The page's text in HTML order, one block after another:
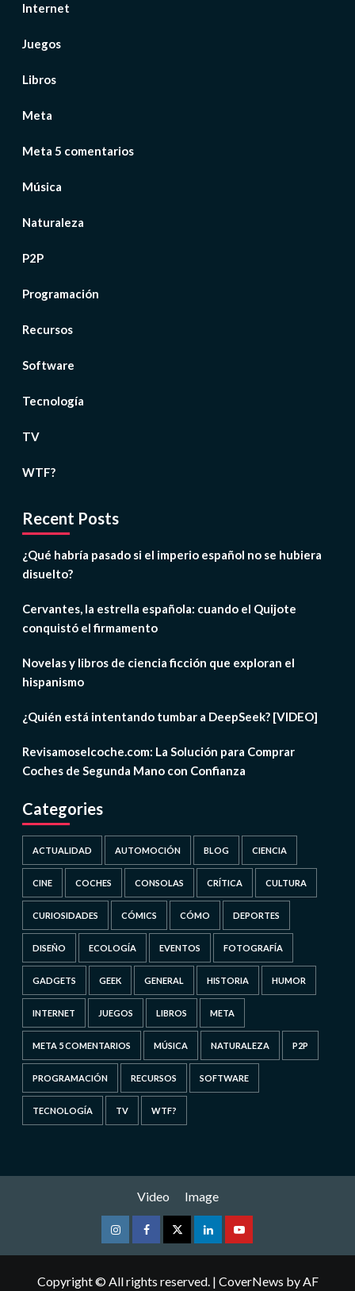
Internet
Juegos
Libros
Meta
Meta 5 comentarios
Música
Naturaleza
P2P
Programación
Recursos
Software
Tecnología
TV
WTF?
Recent Posts
¿Qué habría pasado si el imperio español no se hubiera
disuelto?
Cervantes, la estrella española: cuando el Quijote
conquistó el firmamento
Novelas y libros de ciencia ficción que exploran el
hispanismo
¿Quién está intentando tumbar a DeepSeek? [VIDEO]
Revisamoselcoche.com: La Solución para Comprar
Coches de Segunda Mano con Confianza
Categories
ACTUALIDAD AUTOMOCIÓN BLOG CIENCIA
CINE COCHES CONSOLAS CRÍTICA CULTURA
CURIOSIDADES CÓMICS CÓMO DEPORTES
DISEÑO ECOLOGÍA EVENTOS FOTOGRAFÍA
GADGETS GEEK GENERAL HISTORIA HUMOR
INTERNET JUEGOS LIBROS META
META 5 COMENTARIOS MÚSICA NATURALEZA P2P
PROGRAMACIÓN RECURSOS SOFTWARE
TECNOLOGÍA TV WTF?
Video Image
InstagramFacebookTwitterLinkedinYoutube
Copyright © All rights reserved. | CoverNews by AF